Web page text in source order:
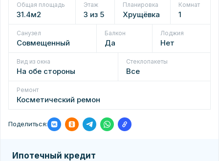
Общая площадь
31.4м2
Этаж
3 из 5
Планировка
Хрущёвка
Комнат
1
Санузел
Совмещенный
Балкон
Да
Лоджия
Нет
Вид из окна
На обе стороны
Стеклопакеты
Все
Ремонт
Косметический ремон
Поделиться:
Ипотечный кредит